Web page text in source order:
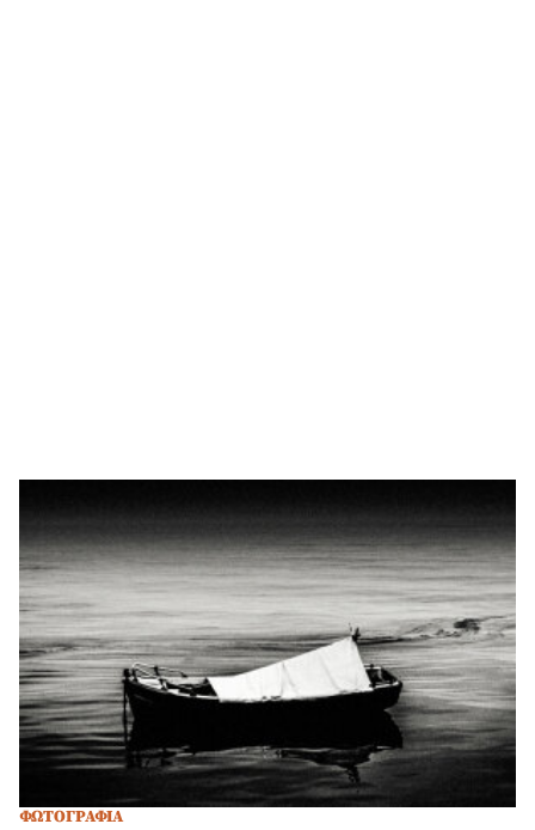
ΦΩΤΟΓΡΑΦΙΑ